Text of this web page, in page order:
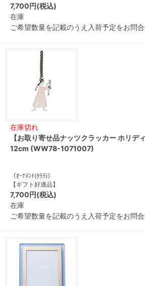
7,700円(税込)
在庫
ご希望数量を記載のうえ入荷予定をお問合
在庫切れ
【お取り寄せ品ナッツクラッカー ホリデ
12cm (WW78-1071007)
（ｵｰﾅﾒﾝﾄ(ｸﾗﾗ)）
【ギフト好適品】
7,700円(税込)
在庫
ご希望数量を記載のうえ入荷予定をお問合